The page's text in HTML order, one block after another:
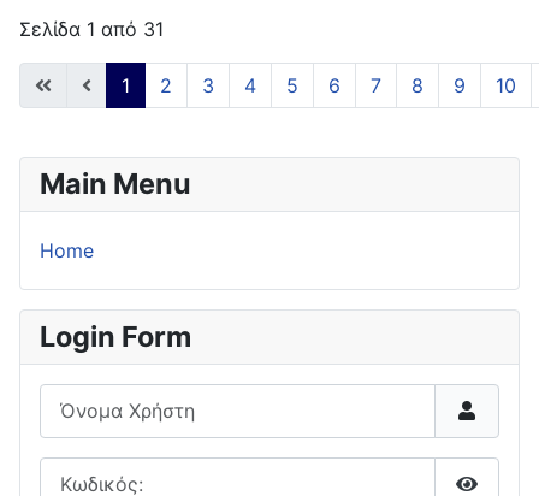
Σελίδα 1 από 31
1 2 3 4 5 6 7 8 9 10
Main Menu
Home
Login Form
Όνομα Χρήστη